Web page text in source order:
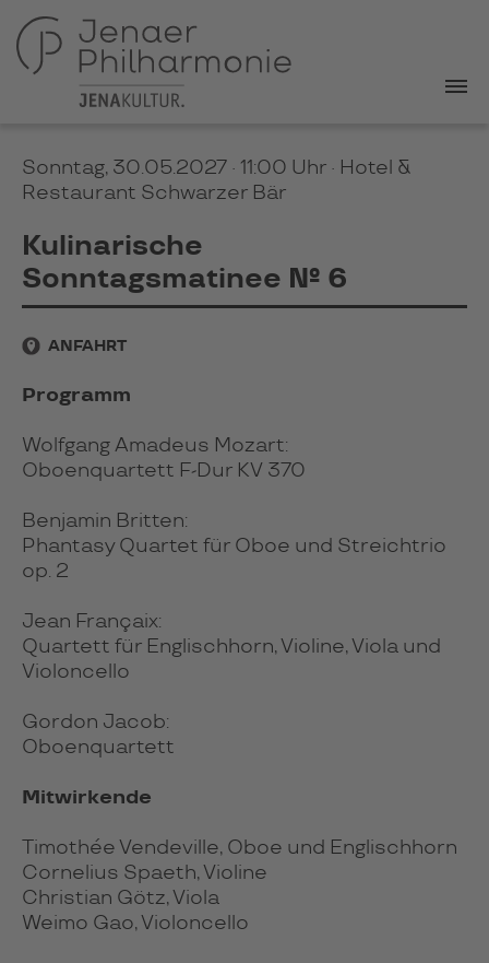
Sonntag, 30.05.2027 · 11:00 Uhr · Hotel &
Restaurant Schwarzer Bär
Kulinarische
Sonntagsmatinee № 6
ANFAHRT
Programm
Wolfgang Amadeus Mozart:
Oboenquartett F-Dur KV 370
Benjamin Britten:
Phantasy Quartet für Oboe und Streichtrio
op. 2
Jean Françaix:
Quartett für Englischhorn, Violine, Viola und
Violoncello
Gordon Jacob:
Oboenquartett
Mitwirkende
Timothée Vendeville, Oboe und Englischhorn
Cornelius Spaeth, Violine
Christian Götz, Viola
Weimo Gao, Violoncello